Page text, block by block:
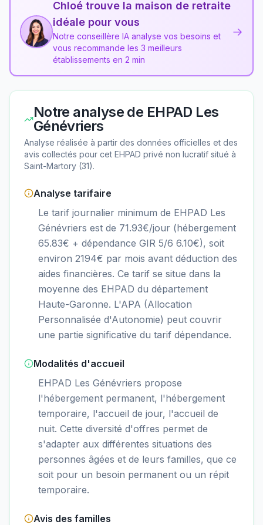
Chloé trouve la maison de retraite
idéale pour vous
Notre conseillère IA analyse vos besoins et
vous recommande les 3 meilleurs
établissements en 2 min
→
Notre analyse de EHPAD Les
Génévriers
Analyse réalisée à partir des données officielles et des
avis collectés pour cet EHPAD privé non lucratif situé à
Saint-Martory (31).
Analyse tarifaire
Le tarif journalier minimum de EHPAD Les
Génévriers est de 71.93€/jour (hébergement
65.83€ + dépendance GIR 5/6 6.10€), soit
environ 2194€ par mois avant déduction des
aides financières. Ce tarif se situe dans la
moyenne des EHPAD du département
Haute-Garonne. L'APA (Allocation
Personnalisée d'Autonomie) peut couvrir
une partie significative du tarif dépendance.
Modalités d'accueil
EHPAD Les Génévriers propose
l'hébergement permanent, l'hébergement
temporaire, l'accueil de jour, l'accueil de
nuit. Cette diversité d'offres permet de
s'adapter aux différentes situations des
personnes âgées et de leurs familles, que ce
soit pour un besoin permanent ou un répit
temporaire.
Avis des familles